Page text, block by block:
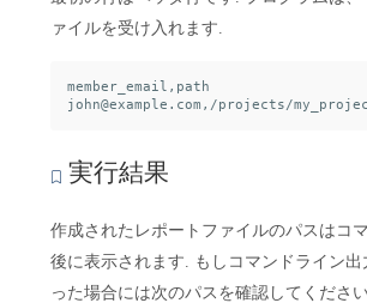
ァイルを受け入れます.
member_email,path
実行結果
作成されたレポートファイルのパスはコ
後に表示されます. もしコマンドライン出
った場合には次のパスを確認してくださ